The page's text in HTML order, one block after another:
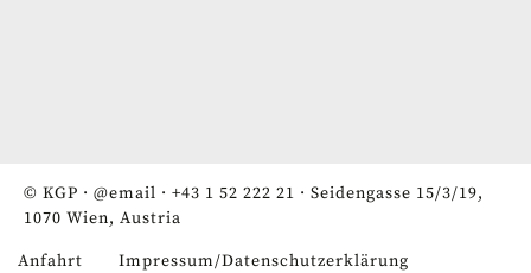
© KGP · @email · +43 1 52 222 21 · Seidengasse 15/3/19,
1070 Wien, Austria
Anfahrt Impressum/Datenschutzerklärung